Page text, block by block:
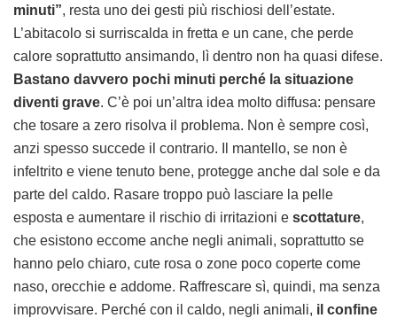
minuti”, resta uno dei gesti più rischiosi dell’estate.
L’abitacolo si surriscalda in fretta e un cane, che perde
calore soprattutto ansimando, lì dentro non ha quasi difese.
Bastano davvero pochi minuti perché la situazione
diventi grave. C’è poi un’altra idea molto diffusa: pensare
che tosare a zero risolva il problema. Non è sempre così,
anzi spesso succede il contrario. Il mantello, se non è
infeltrito e viene tenuto bene, protegge anche dal sole e da
parte del caldo. Rasare troppo può lasciare la pelle
esposta e aumentare il rischio di irritazioni e scottature,
che esistono eccome anche negli animali, soprattutto se
hanno pelo chiaro, cute rosa o zone poco coperte come
naso, orecchie e addome. Raffrescare sì, quindi, ma senza
improvvisare. Perché con il caldo, negli animali, il confine